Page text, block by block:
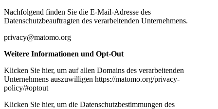
Nachfolgend finden Sie die E-Mail-Adresse des
Datenschutzbeauftragten des verarbeitenden Unternehmens.
privacy@matomo.org
Weitere Informationen und Opt-Out
Klicken Sie hier, um auf allen Domains des verarbeitenden
Unternehmens auszuwilligen https://matomo.org/privacy-
policy/#optout
Klicken Sie hier, um die Datenschutzbestimmungen des